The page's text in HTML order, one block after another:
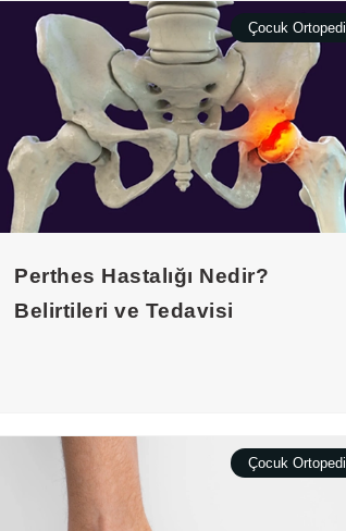
Çocuk Ortopedi
Perthes Hastalığı Nedir?
Belirtileri ve Tedavisi
Çocuk Ortopedi